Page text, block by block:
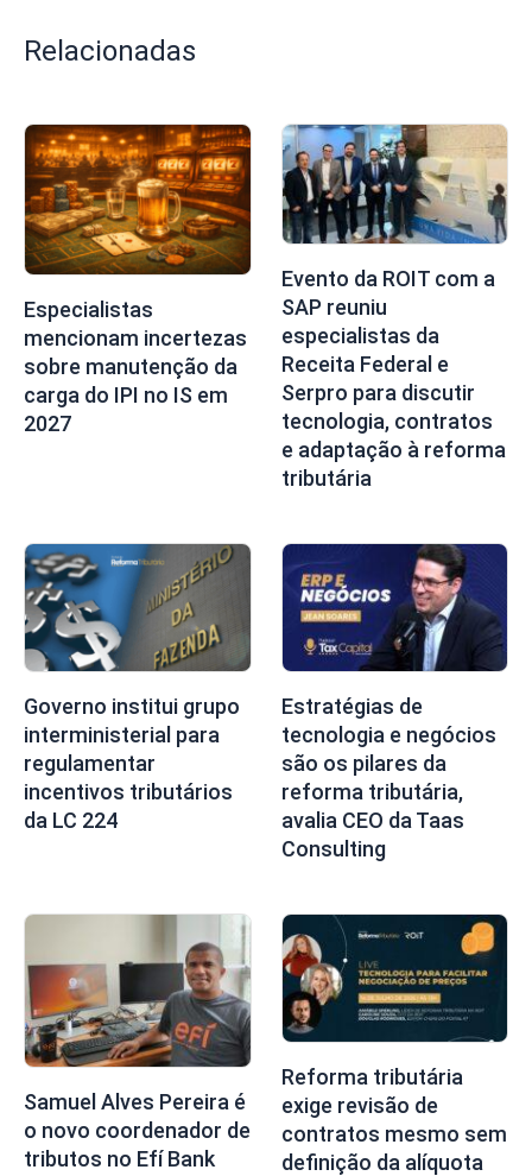
Relacionadas
Especialistas
mencionam incertezas
sobre manutenção da
carga do IPI no IS em
2027
Evento da ROIT com a
SAP reuniu
especialistas da
Receita Federal e
Serpro para discutir
tecnologia, contratos
e adaptação à reforma
tributária
Governo institui grupo
interministerial para
regulamentar
incentivos tributários
da LC 224
Estratégias de
tecnologia e negócios
são os pilares da
reforma tributária,
avalia CEO da Taas
Consulting
Samuel Alves Pereira é
o novo coordenador de
tributos no Efí Bank
Reforma tributária
exige revisão de
contratos mesmo sem
definição da alíquota